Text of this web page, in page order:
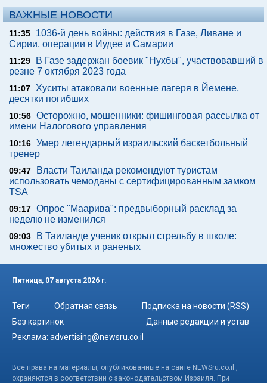
ВАЖНЫЕ НОВОСТИ
11:35
1036-й день войны: действия в Газе, Ливане и
Сирии, операции в Иудее и Самарии
11:29
В Газе задержан боевик "Нухбы", участвовавший в
резне 7 октября 2023 года
11:07 Хуситы атаковали военные лагеря в Йемене,
десятки погибших
10:56 Осторожно, мошенники: фишинговая рассылка от
имени Налогового управления
10:16 Умер легендарный израильский баскетбольный
тренер
09:47
Власти Таиланда рекомендуют туристам
использовать чемоданы с сертифицированным замком
TSA
09:17 Опрос "Mаарива": предвыборный расклад за
неделю не изменился
09:03
В Таиланде ученик открыл стрельбу в школе:
множество убитых и раненых
Пятница, 07 августа 2026 г.
Теги Обратная связь
Подписка на новости (RSS)
Без картинок
Данные редакции и устав
Реклама: advertising@newsru.co.il
Все права на материалы, опубликованные на сайте NEWSru.co.il ,
охраняются в соответствии с законодательством Израиля. При